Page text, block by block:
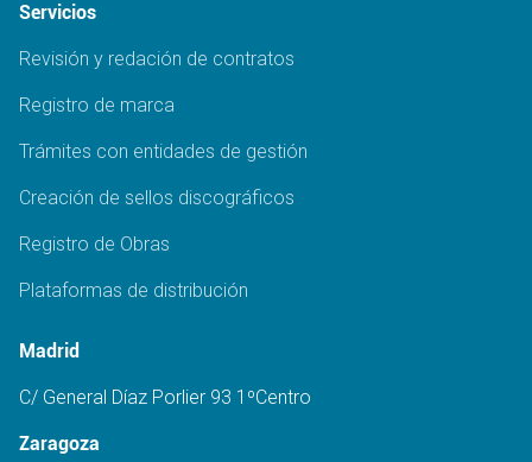
Servicios
Revisión y redación de contratos
Registro de marca
Trámites con entidades de gestión
Creación de sellos discográficos
Registro de Obras
Plataformas de distribución
Madrid
C/ General Díaz Porlier 93 1ºCentro
Zaragoza